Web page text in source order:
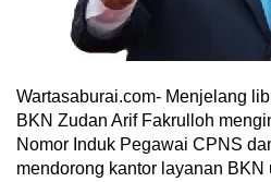
Wartasaburai.com- Menjelang
BKN Zudan Arif Fakrulloh
Nomor Induk Pegawai CPNS
mendorong kantor layanan BKN